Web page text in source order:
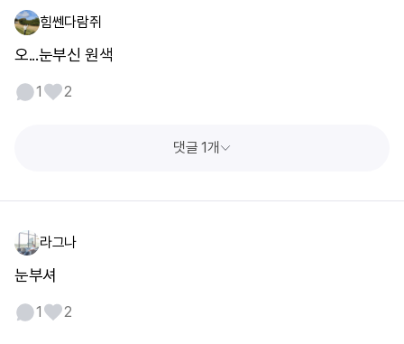
힘쎈다람쥐
오...눈부신 원색
1 2
댓글 1개
라그나
눈부셔
1 2